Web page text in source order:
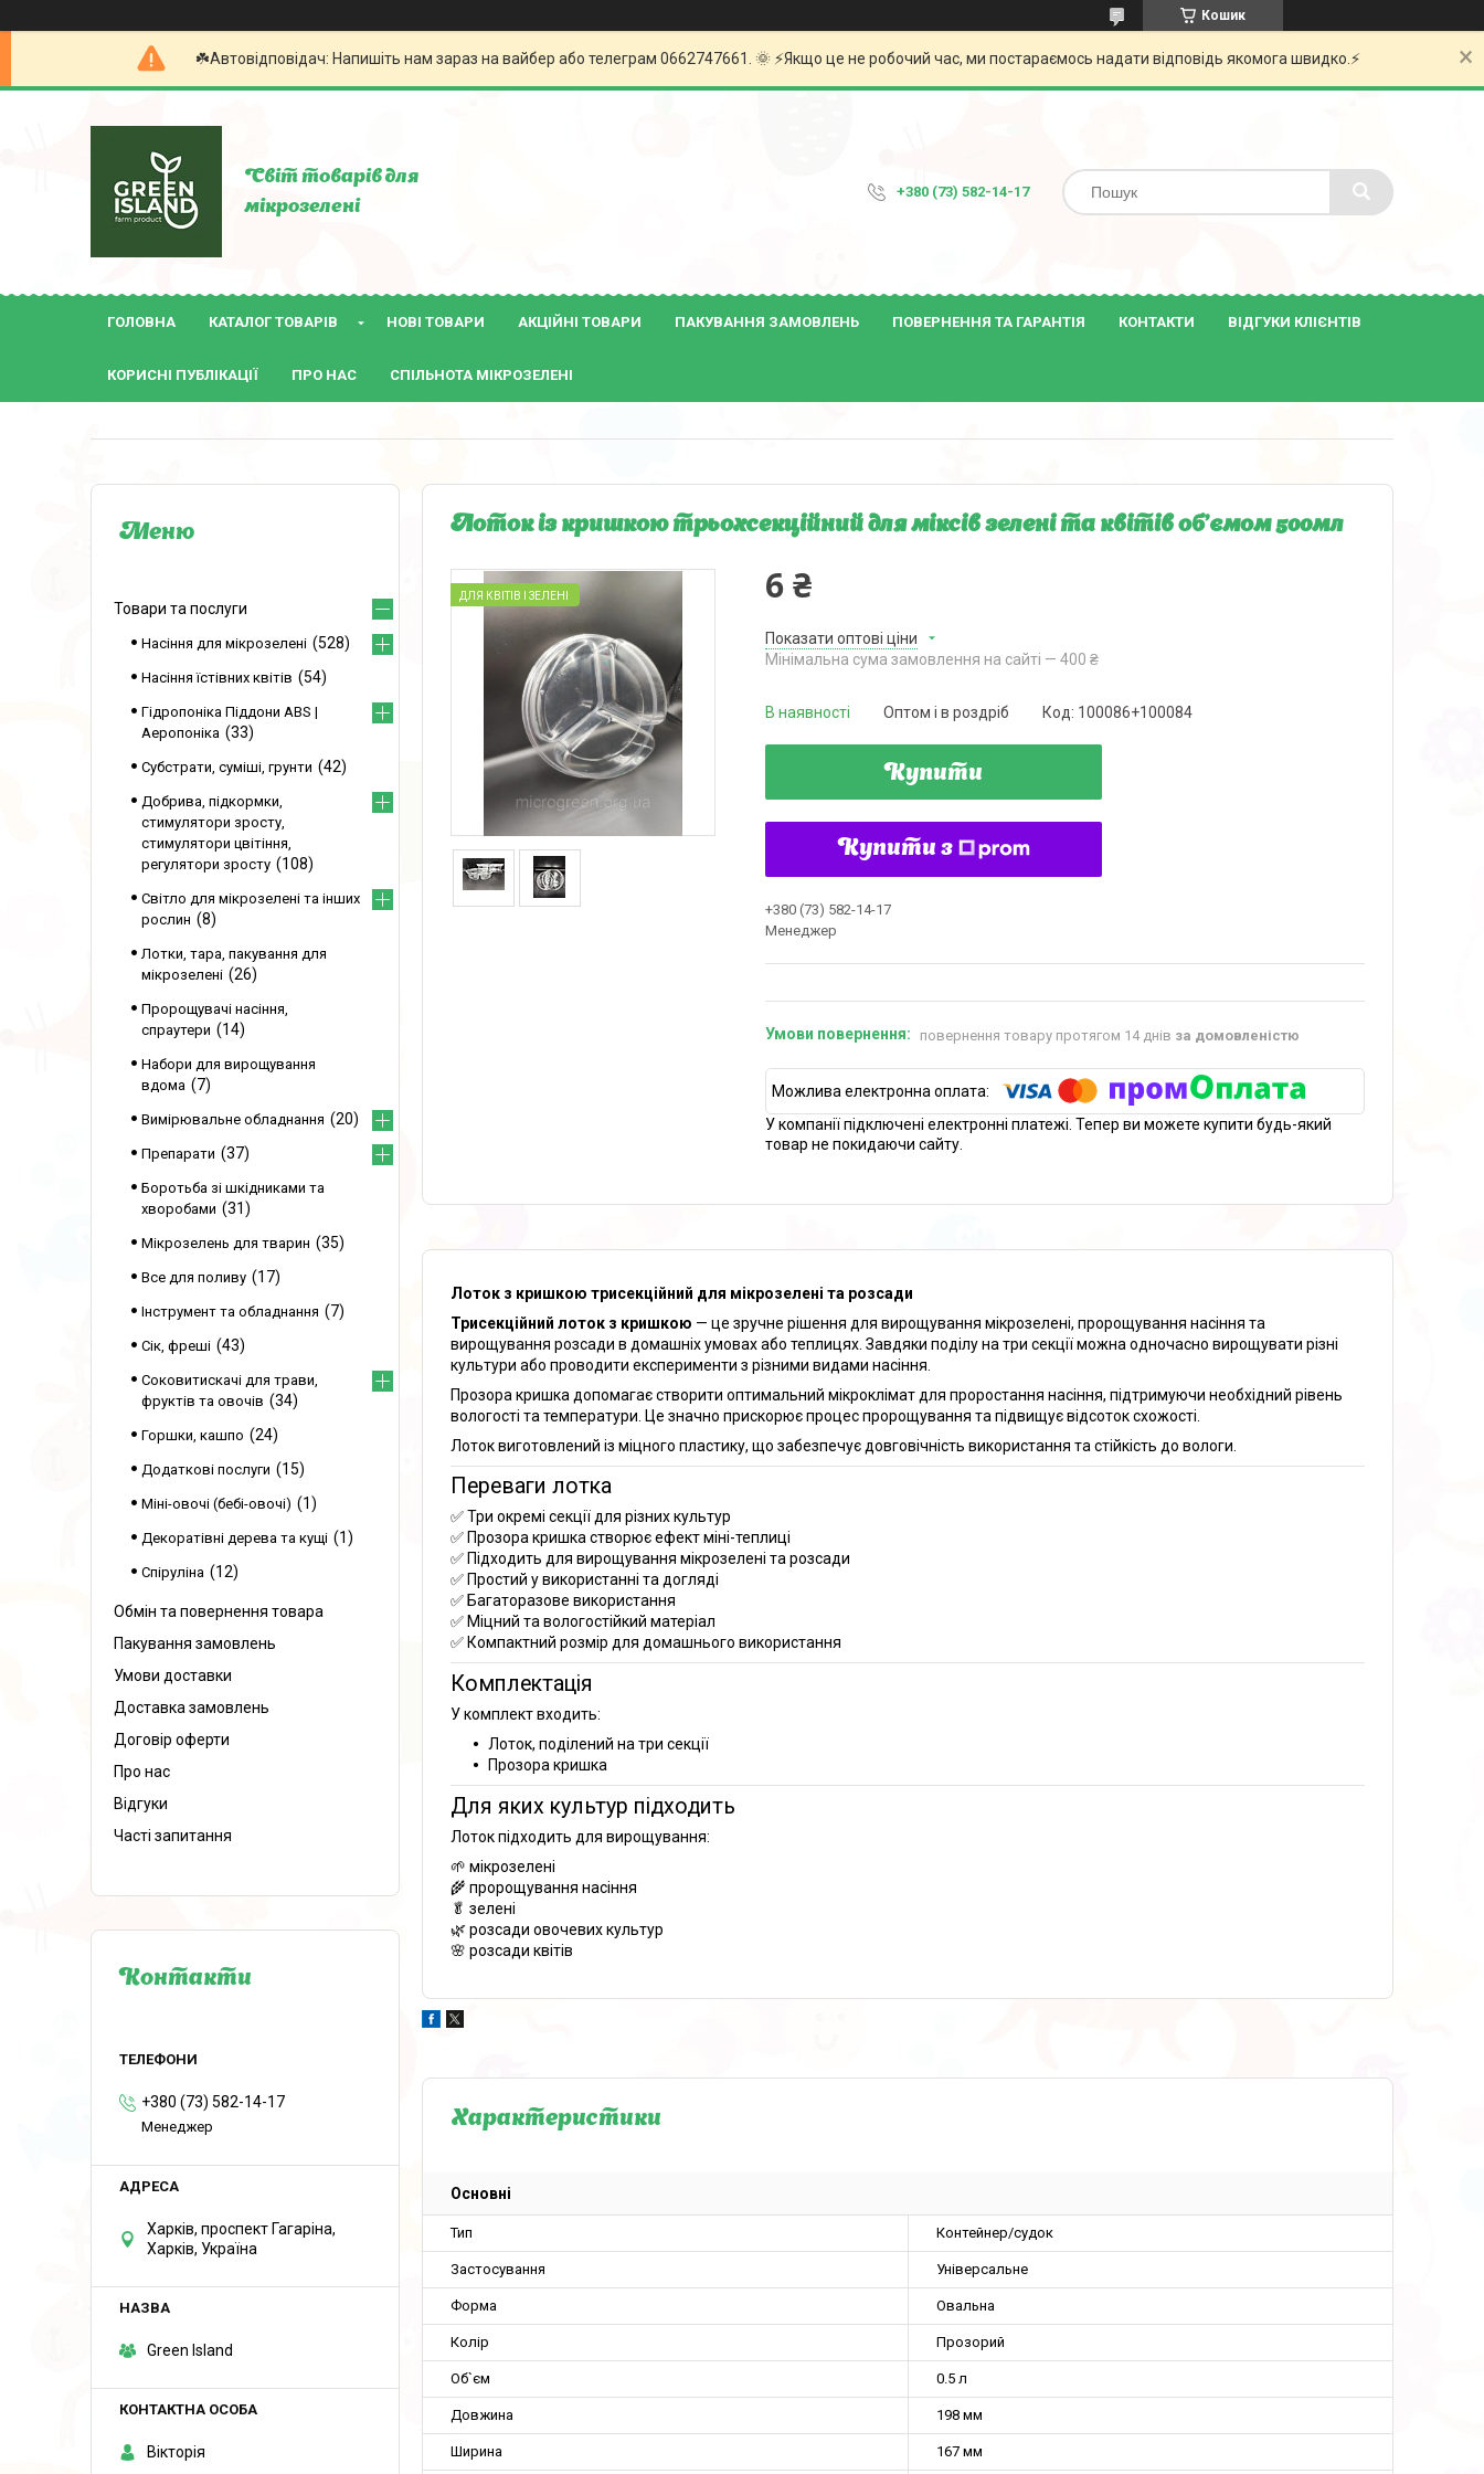
Кошик
☘️Автовідповідач: Напишіть нам зараз на вайбер або телеграм 0662747661. 🌞 ⚡️Якщо це не робочий час, ми постараємось надати відповідь якомога швидко.⚡️
Світ товарів для
мікрозелені
+380 (73) 582-14-17
ГОЛОВНА КАТАЛОГ ТОВАРІВ НОВІ ТОВАРИ АКЦІЙНІ ТОВАРИ ПАКУВАННЯ ЗАМОВЛЕНЬ ПОВЕРНЕННЯ ТА ГАРАНТІЯ КОНТАКТИ ВІДГУКИ КЛІЄНТІВ
КОРИСНІ ПУБЛІКАЦІЇ ПРО НАС СПІЛЬНОТА МІКРОЗЕЛЕНІ
Лоток із кришкою трьохсекційний для міксів зелені та квітів об'ємом 500мл
ДЛЯ КВІТІВ І ЗЕЛЕНІ 6 ₴
Показати оптові ціни
Мінімальна сума замовлення на сайті — 400 ₴
В наявності Оптом і в роздріб Код: 100086+100084
Купити
Купити з
+380 (73) 582-14-17
Менеджер
повернення товару протягом 14 днів за домовленістю
У компанії підключені електронні платежі. Тепер ви можете купити будь-який
товар не покидаючи сайту.
Лоток з кришкою трисекційний для мікрозелені та розсади
Трисекційний лоток з кришкою — це зручне рішення для вирощування мікрозелені, пророщування насіння та
вирощування розсади в домашніх умовах або теплицях. Завдяки поділу на три секції можна одночасно вирощувати різні
культури або проводити експерименти з різними видами насіння.
Прозора кришка допомагає створити оптимальний мікроклімат для проростання насіння, підтримуючи необхідний рівень
вологості та температури. Це значно прискорює процес пророщування та підвищує відсоток схожості.
Лоток виготовлений із міцного пластику, що забезпечує довговічність використання та стійкість до вологи.
Переваги лотка
✅ Три окремі секції для різних культур
✅ Прозора кришка створює ефект міні-теплиці
✅ Підходить для вирощування мікрозелені та розсади
✅ Простий у використанні та догляді
✅ Багаторазове використання
✅ Міцний та вологостійкий матеріал
✅ Компактний розмір для домашнього використання
Комплектація
У комплект входить:
Лоток, поділений на три секції
Прозора кришка
Для яких культур підходить
Лоток підходить для вирощування:
🌱 мікрозелені
🌾 пророщування насіння
🥬 зелені
🌿 розсади овочевих культур
🌸 розсади квітів
Характеристики
Основні
Тип Контейнер/судок
Застосування Універсальне
Форма Овальна
Колір Прозорий
Об`єм 0.5 л
Довжина 198 мм
Ширина 167 мм
Товари та послуги
Насіння для мікрозелені 528
Насіння їстівних квітів 54
Гідропоніка Піддони ABS |
Аеропоніка
33
Субстрати, суміші, грунти 42
Добрива, підкормки,
стимулятори зросту,
стимулятори цвітіння,
регулятори зросту
108
Світло для мікрозелені та інших
рослин
8
Лотки, тара, пакування для
мікрозелені
26
Пророщувачі насіння,
спраутери
14
Набори для вирощування
вдома
7
Вимірювальне обладнання 20
Препарати 37
Боротьба зі шкідниками та
хворобами
31
Мікрозелень для тварин 35
Все для поливу 17
Інструмент та обладнання 7
Сік, фреші 43
Соковитискачі для трави,
фруктів та овочів
34
Горшки, кашпо 24
Додаткові послуги 15
Міні-овочі (бебі-овочі) 1
Декоратівні дерева та кущі 1
Спіруліна 12
Обмін та повернення товара
Пакування замовлень
Умови доставки
Доставка замовлень
Договір оферти
Про нас
Відгуки
Часті запитання
Контакти
+380 (73) 582-14-17
Менеджер
Харків, проспект Гагаріна,
Харків, Україна
Green Island
Вікторія